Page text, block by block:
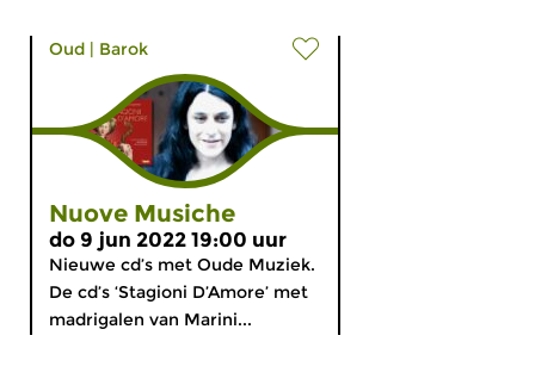
Oud | Barok
Nuove Musiche
do 9 jun 2022 19:00 uur
Nieuwe cd’s met Oude Muziek.
De cd’s ‘Stagioni D’Amore’ met
madrigalen van Marini...